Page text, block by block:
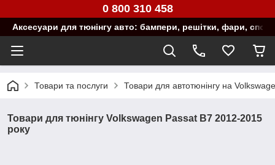
0 800 310 458
Аксесуари для тюнінгу авто: бампери, решітки, фари,
Товари та послуги Товари для автотюнінгу на
Товари для тюнінгу Volkswagen Passat B7 2012-2015
року